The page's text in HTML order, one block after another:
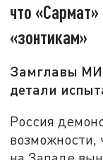
что
«зонтикам»
Замглавы
детали
Россия
возможности,